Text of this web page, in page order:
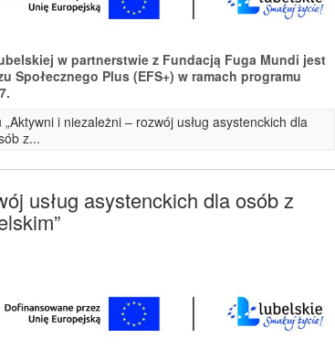
w partnerstwie z Fundacją Fuga Mundi jest
Plus (EFS+) w ramach programu
i niezależni – rozwój usług asystenckich dla
z...
usług asystenckich dla osób z